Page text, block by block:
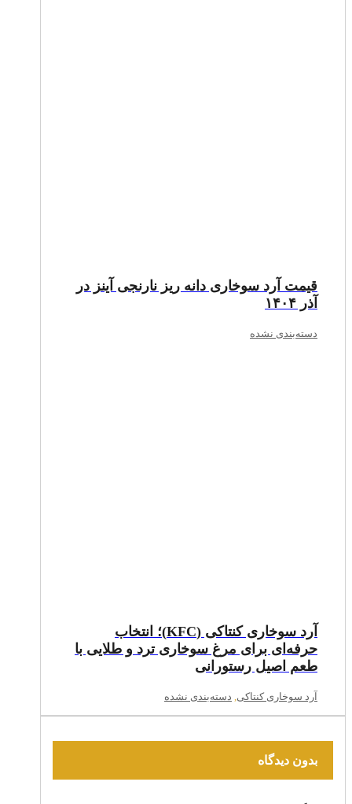
قیمت آرد سوخاری دانه‌ ریز نارنجی آینز در
آذر ۱۴۰۴
دسته‌بندی نشده
آرد سوخاری کنتاکی (KFC)؛ انتخاب
حرفه‌ای برای مرغ سوخاری ترد و طلایی با
طعم اصیل رستورانی
آرد سوخاری کنتاکی, دسته‌بندی نشده
بدون دیدگاه